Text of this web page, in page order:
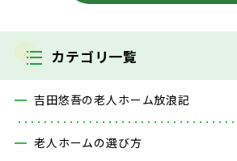
カテゴリ一覧
吉田悠吾の老人ホーム放浪記
老人ホームの選び方